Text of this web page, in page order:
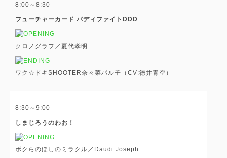
8:00～8:30
フューチャーカード バディファイトDDD
クロノグラフ／夏代孝明
ワク☆ドキSHOOTER奈々菜パル子（CV:徳井青空）
8:30～9:00
しまじろうのわお！
ボクらのほしのミラクル／Daudi Joseph